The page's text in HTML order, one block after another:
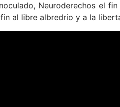
Neuroderechos el
al libre albredrio y a la